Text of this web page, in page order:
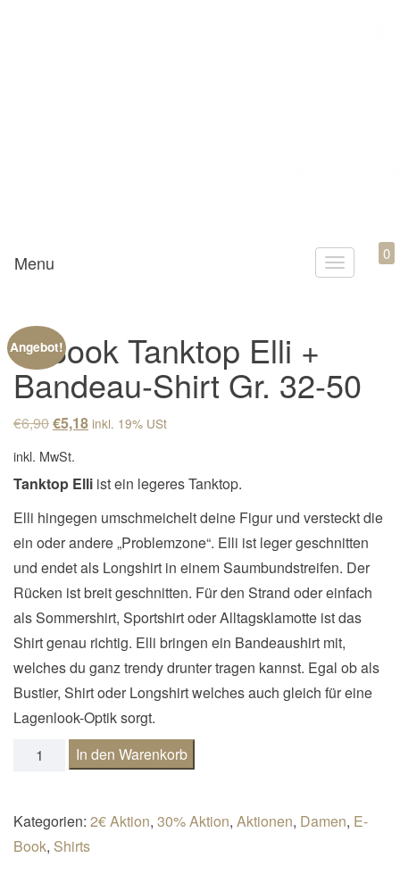
Mamili1910
T
e
g
a
t
i
o
n
Menu 0
Angebot!
E-Book Tanktop Elli +
Bandeau-Shirt Gr. 32-50
€6,90Ursprünglicher Preis war: €6,90
€5,18Aktueller Preis ist: €5,18.
inkl. 19% USt
inkl. MwSt.
Tanktop Elli ist ein legeres Tanktop.
Elli hingegen umschmeichelt deine Figur und versteckt die
ein oder andere „Problemzone“. Elli ist leger geschnitten
und endet als Longshirt in einem Saumbundstreifen. Der
Rücken ist breit geschnitten. Für den Strand oder einfach
als Sommershirt, Sportshirt oder Alltagsklamotte ist das
Shirt genau richtig. Elli bringen ein Bandeaushirt mit,
welches du ganz trendy drunter tragen kannst. Egal ob als
Bustier, Shirt oder Longshirt welches auch gleich für eine
Lagenlook-Optik sorgt.
E-Book Tanktop Elli + Bandeau-Shirt Gr. 32-50 Menge
In den Warenkorb
Kategorien: 2€ Aktion, 30% Aktion, Aktionen, Damen, E-
Book, Shirts